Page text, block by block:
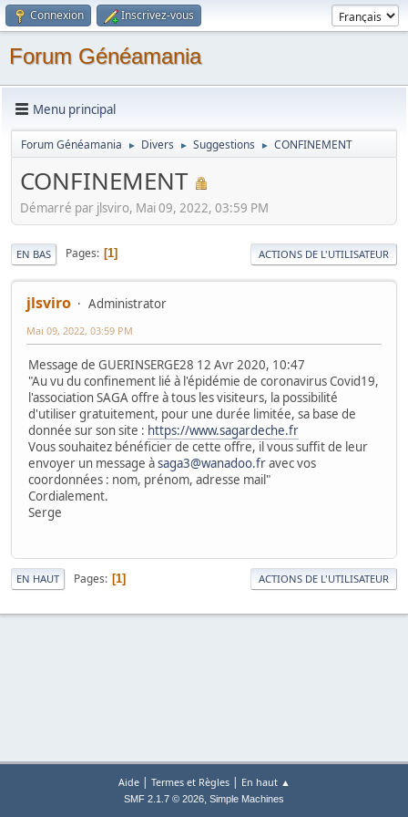
Connexion Inscrivez-vous
Forum Généamania
Menu principal
Forum Généamania ► Divers ► Suggestions ► CONFINEMENT
CONFINEMENT
Démarré par jlsviro, Mai 09, 2022, 03:59 PM
EN BAS Pages 1 ACTIONS DE L'UTILISATEUR
jlsviro Administrator
Mai 09, 2022, 03:59 PM
Message de GUERINSERGE28 12 Avr 2020, 10:47
"Au vu du confinement lié à l'épidémie de coronavirus Covid19,
l'association SAGA offre à tous les visiteurs, la possibilité
d'utiliser gratuitement, pour une durée limitée, sa base de
donnée sur son site : https://www.sagardeche.fr
Vous souhaitez bénéficier de cette offre, il vous suffit de leur
envoyer un message àsaga3@wanadoo.fravec vos
coordonnées : nom, prénom, adresse mail"
Cordialement.
Serge
EN HAUT Pages 1 ACTIONS DE L'UTILISATEUR
Aide| Termes et Règles| En haut ▲
SMF 2.1.7 © 2026, Simple Machines